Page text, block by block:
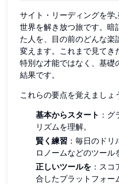
サイト・リーディングを学
世界を解き放つ旅です。暗
た人を、目の前のどんな楽
変えます。これまで見てき
特別な才能ではなく、基礎
結果です。
これらの要点を覚えましょ
基本からスタート ：
リズムを理解。
賢く練習 ：毎日のド
ロノームなどのツール
正しいツールを ：ス
合したプラットフォー